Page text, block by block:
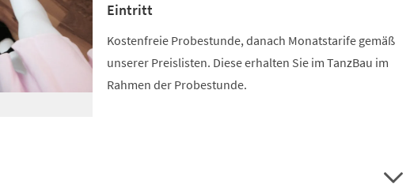
Eintritt
Kostenfreie Probestunde, danach Monatstarife gemäß
unserer Preislisten. Diese erhalten Sie im TanzBau im
Rahmen der Probestunde.